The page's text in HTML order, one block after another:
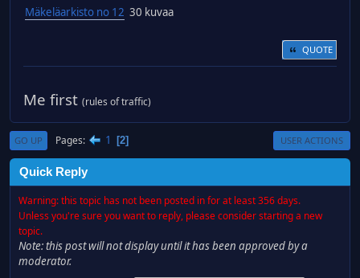
Mäkeläarkisto no 12 30 kuvaa
QUOTE
Me first (rules of traffic)
GO UP Pages 1 2 USER ACTIONS
Quick Reply
Warning: this topic has not been posted in for at least 356 days.
Unless you're sure you want to reply, please consider starting a new
topic.
Note: this post will not display until it has been approved by a
moderator.